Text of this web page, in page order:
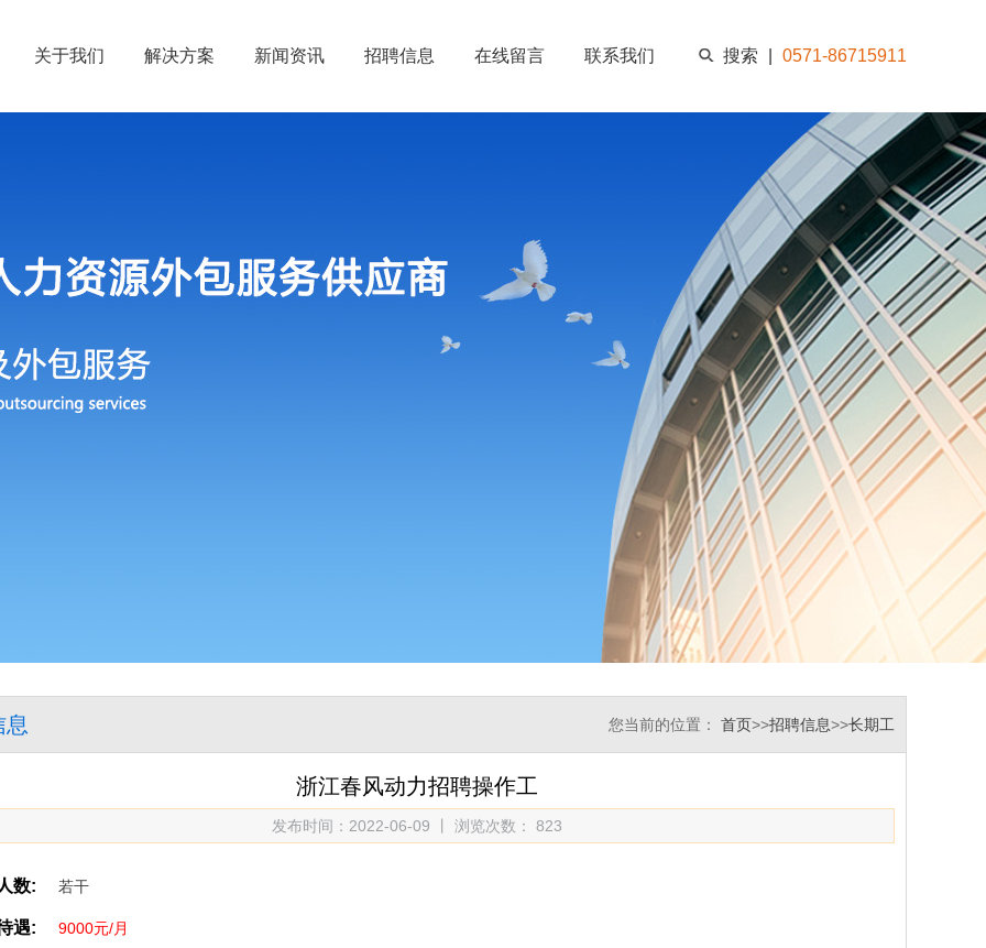
搜索 0571-86715911
联系我们
在线留言
招聘信息
新闻资讯
解决方案
关于我们
您当前的位置： 首页>>招聘信息>>长期工
息
浙江春风动力招聘操作工
发布时间：2022-06-09丨浏览次数： 823
数: 若干
遇: 9000元/月